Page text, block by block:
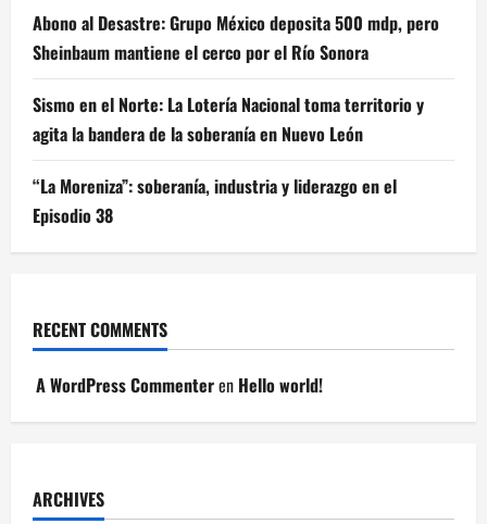
Abono al Desastre: Grupo México deposita 500 mdp, pero
Sheinbaum mantiene el cerco por el Río Sonora
Sismo en el Norte: La Lotería Nacional toma territorio y
agita la bandera de la soberanía en Nuevo León
“La Moreniza”: soberanía, industria y liderazgo en el
Episodio 38
RECENT COMMENTS
A WordPress Commenteren Hello world!
ARCHIVES